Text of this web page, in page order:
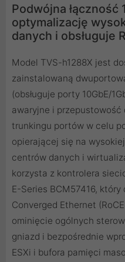
Podwójna łączność
optymalizację
danych i obsługuje
Model TVS-h1288X jest
zainstalowaną
(obsługuje porty 10GbE/
awaryjne i przepustowość
trunkingu portów w celu
opierającej się na
centrów danych i
korzysta z kontrolera
E-Series BCM57416, który
Converged Ethernet
ominięcie ogólnych
gniazd i bezpośrednie
ESXi i bufora pamięci